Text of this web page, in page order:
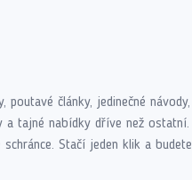
články, jedinečné návody,
a tajné nabídky dříve než ostatní.
Stačí jeden klik a budete